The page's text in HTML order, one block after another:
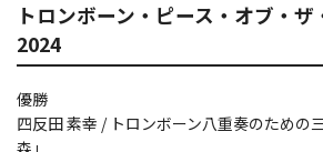
トロンボーン・ピース・オブ・ザ
2024
優勝
四反田 素幸 / トロンボーン八重奏のための